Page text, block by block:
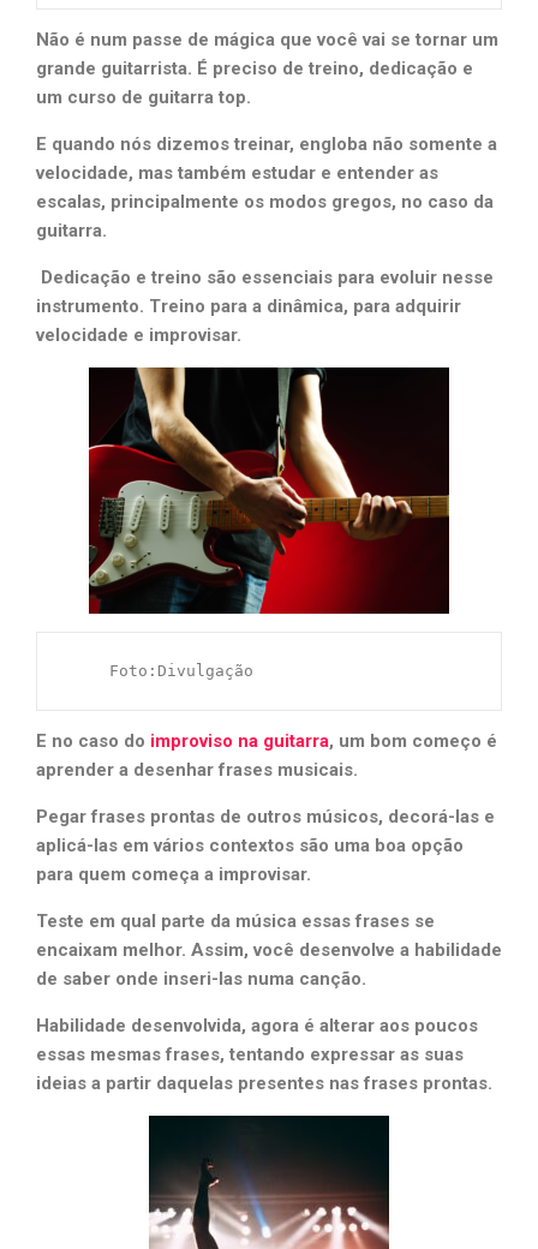
Não é num passe de mágica que você vai se tornar um
grande guitarrista. É preciso de treino, dedicação e
um curso de guitarra top.
E quando nós dizemos treinar, engloba não somente a
velocidade, mas também estudar e entender as
escalas, principalmente os modos gregos, no caso da
guitarra.
Dedicação e treino são essenciais para evoluir nesse
instrumento. Treino para a dinâmica, para adquirir
velocidade e improvisar.
     Foto:Divulgação
E no caso do improviso na guitarra, um bom começo é
aprender a desenhar frases musicais.
Pegar frases prontas de outros músicos, decorá-las e
aplicá-las em vários contextos são uma boa opção
para quem começa a improvisar.
Teste em qual parte da música essas frases se
encaixam melhor. Assim, você desenvolve a habilidade
de saber onde inseri-las numa canção.
Habilidade desenvolvida, agora é alterar aos poucos
essas mesmas frases, tentando expressar as suas
ideias a partir daquelas presentes nas frases prontas.